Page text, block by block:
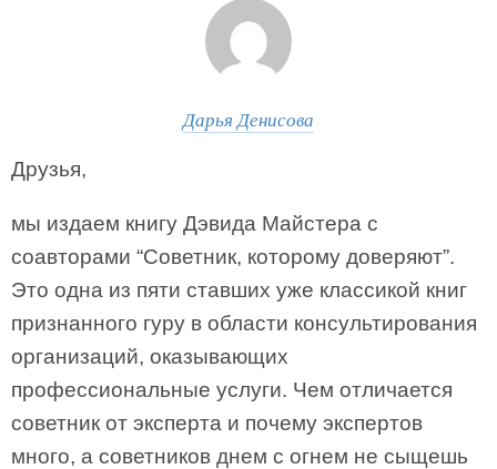
Дарья Денисова
Друзья,
мы издаем книгу Дэвида Майстера с
соавторами “Советник, которому доверяют”.
Это одна из пяти ставших уже классикой книг
признанного гуру в области консультирования
организаций, оказывающих
профессиональные услуги. Чем отличается
советник от эксперта и почему экспертов
много, а советников днем с огнем не сыщешь